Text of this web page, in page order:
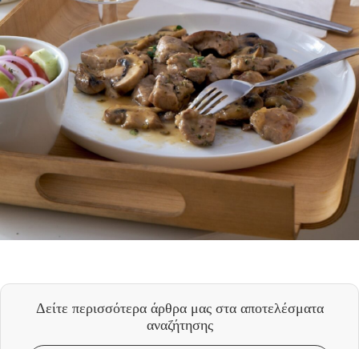
Δείτε περισσότερα άρθρα μας στα αποτελέσματα
αναζήτησης